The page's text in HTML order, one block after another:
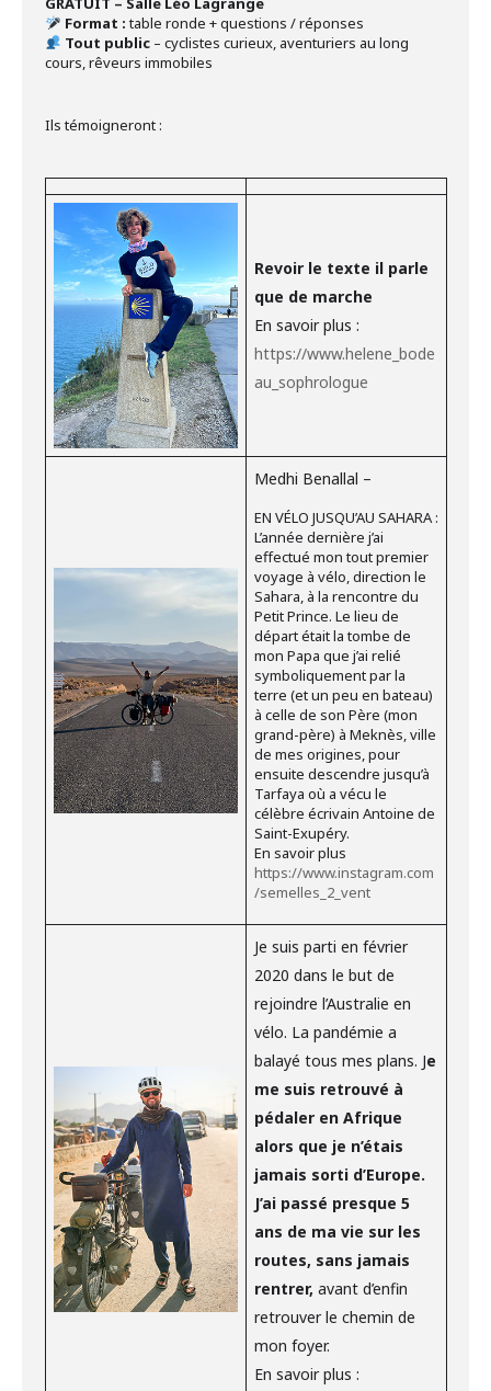
Format :table ronde + questions / réponses
Tout public– cyclistes curieux, aventuriers au long
cours, rêveurs immobiles
Ils témoigneront :
Revoir le texte il parle
que de marche
En savoir plus :
https://www.helene_bode
au_sophrologue
Medhi Benallal –
EN VÉLO JUSQU’AU SAHARA :
L’année dernière j’ai
effectué mon tout premier
voyage à vélo, direction le
Sahara, à la rencontre du
Petit Prince. Le lieu de
départ était la tombe de
mon Papa que j’ai relié
symboliquement par la
terre (et un peu en bateau)
à celle de son Père (mon
grand-père) à Meknès, ville
de mes origines, pour
ensuite descendre jusqu’à
Tarfaya où a vécu le
célèbre écrivain Antoine de
Saint-Exupéry.
En savoir plus
https://www.instagram.com
/semelles_2_vent
Je suis parti en février
2020 dans le but de
rejoindre l’Australie en
vélo. La pandémie a
balayé tous mes plans. Je
me suis retrouvé à
pédaler en Afrique
alors que je n’étais
jamais sorti d’Europe.
J’ai passé presque 5
ans de ma vie sur les
routes, sans jamais
rentrer, avant d’enfin
retrouver le chemin de
mon foyer.
En savoir plus :